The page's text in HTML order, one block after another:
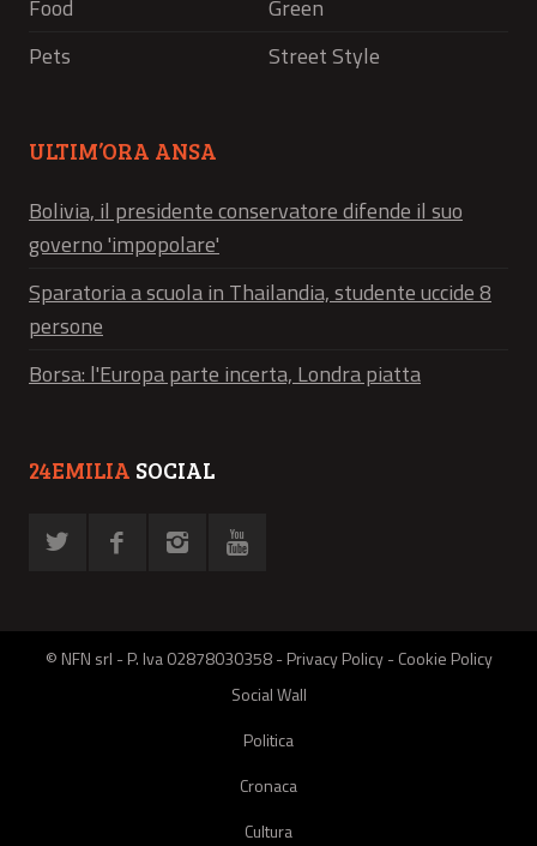
Food
Green
Pets
Street Style
ULTIM’ORA ANSA
Bolivia, il presidente conservatore difende il suo
governo 'impopolare'
Sparatoria a scuola in Thailandia, studente uccide 8
persone
Borsa: l'Europa parte incerta, Londra piatta
24EMILIA SOCIAL
© NFN srl - P. Iva 02878030358 -Privacy Policy-Cookie Policy
Social Wall
Politica
Cronaca
Cultura